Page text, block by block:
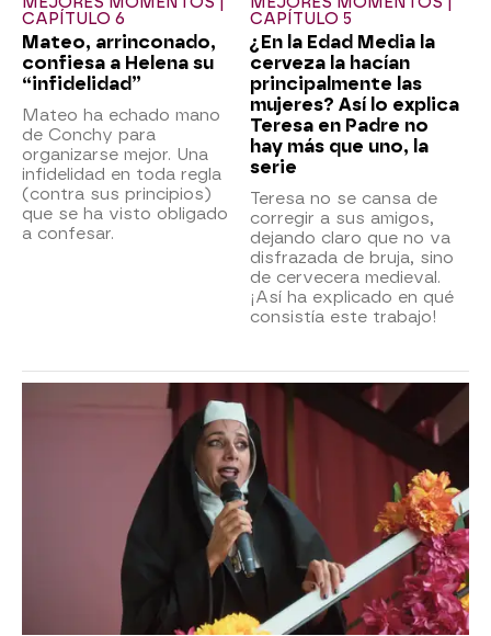
CAPÍTULO 6
Mateo, arrinconado,
confiesa a Helena su
“infidelidad”
Mateo ha echado mano
de Conchy para
organizarse mejor. Una
infidelidad en toda regla
(contra sus principios)
que se ha visto obligado
a confesar.
CAPÍTULO 5
¿En la Edad Media la
cerveza la hacían
principalmente las
mujeres? Así lo explica
Teresa en Padre no
hay más que uno, la
serie
Teresa no se cansa de
corregir a sus amigos,
dejando claro que no va
disfrazada de bruja, sino
de cervecera medieval.
¡Así ha explicado en qué
consistía este trabajo!